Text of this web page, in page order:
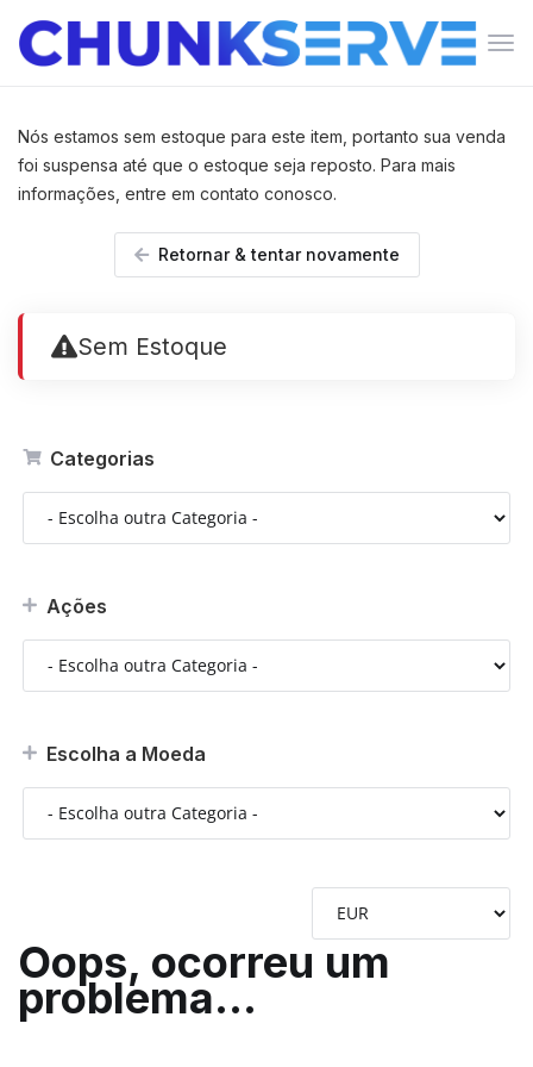
Oops, ocorreu um
problema...
Categorias
Ações
Escolha a Moeda
Sem Estoque
Nós estamos sem estoque para este item, portanto sua venda
foi suspensa até que o estoque seja reposto. Para mais
informações, entre em contato conosco.
Retornar & tentar novamente